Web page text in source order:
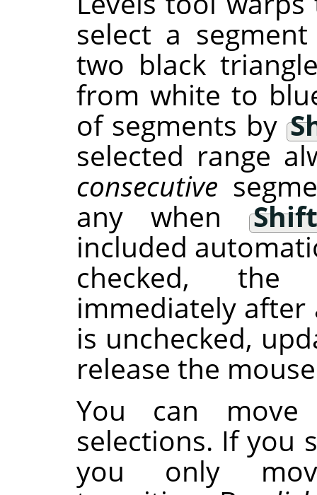
select a
two black
from white to
of segments by
selected range
consecutive
any when
Shift
included
checked,
immediately
is unchecked,
release the
You can move
selections. If you
you only